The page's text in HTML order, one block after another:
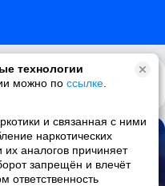
технологии
можно по ссылке
и связанная с ними
наркотических
аналогов причиняет
запрещён и влечёт
ответственность